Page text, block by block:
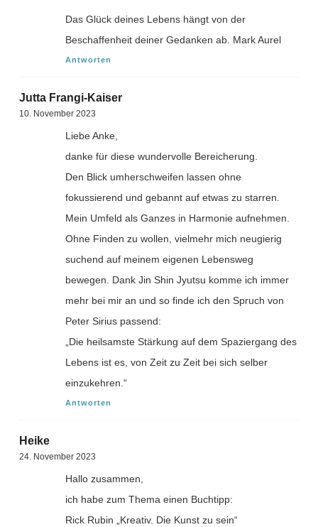
Das Glück deines Lebens hängt von der
Beschaffenheit deiner Gedanken ab. Mark Aurel
Antworten
Jutta Frangi-Kaiser
10. November 2023
Liebe Anke,
danke für diese wundervolle Bereicherung.
Den Blick umherschweifen lassen ohne
fokussierend und gebannt auf etwas zu starren.
Mein Umfeld als Ganzes in Harmonie aufnehmen.
Ohne Finden zu wollen, vielmehr mich neugierig
suchend auf meinem eigenen Lebensweg
bewegen. Dank Jin Shin Jyutsu komme ich immer
mehr bei mir an und so finde ich den Spruch von
Peter Sirius passend:
„Die heilsamste Stärkung auf dem Spaziergang des
Lebens ist es, von Zeit zu Zeit bei sich selber
einzukehren.“
Antworten
Heike
24. November 2023
Hallo zusammen,
ich habe zum Thema einen Buchtipp:
Rick Rubin „Kreativ. Die Kunst zu sein“